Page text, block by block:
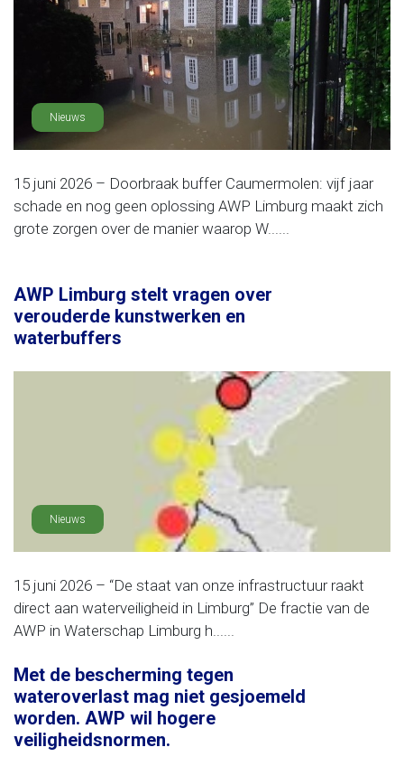
Nieuws
15 juni 2026 – Doorbraak buffer Caumermolen: vijf jaar
schade en nog geen oplossing AWP Limburg maakt zich
grote zorgen over de manier waarop W......
AWP Limburg stelt vragen over
verouderde kunstwerken en
waterbuffers
Nieuws
15 juni 2026 – “De staat van onze infrastructuur raakt
direct aan waterveiligheid in Limburg” De fractie van de
AWP in Waterschap Limburg h......
Met de bescherming tegen
wateroverlast mag niet gesjoemeld
worden. AWP wil hogere
veiligheidsnormen.